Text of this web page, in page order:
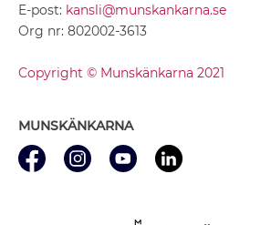
E-post: kansli@munskankarna.se
Org nr: 802002-3613
Copyright © Munskänkarna 2021
MUNSKÄNKARNA